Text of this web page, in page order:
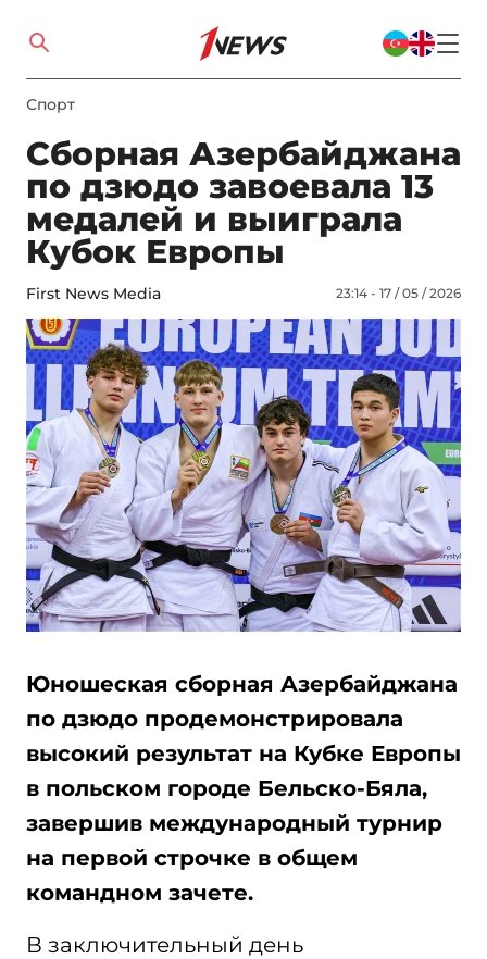
Спорт
Сборная Азербайджана
по дзюдо завоевала 13
медалей и выиграла
Кубок Европы
First News Media 23:14 - 17 / 05 / 2026
Юношеская сборная Азербайджана
по дзюдо продемонстрировала
высокий результат на Кубке Европы
в польском городе Бельско-Бяла,
завершив международный турнир
на первой строчке в общем
командном зачете.
В заключительный день